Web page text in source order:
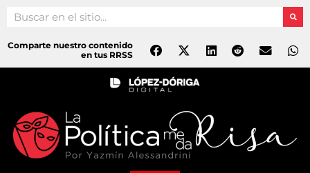
contenido
Search
Comparte nuestro contenido
en tus RRSS